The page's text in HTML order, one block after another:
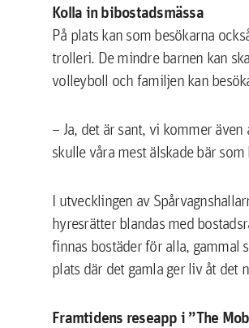
Kolla in bibostadsmässa
På plats kan som besökarna
trolleri. De mindre barnen kan
volleyboll och familjen kan
– Ja, det är sant, vi kommer
skulle våra mest älskade bär
I utvecklingen av
hyresrätter blandas med
finnas bostäder för alla, gammal
plats där det gamla ger liv åt det
Framtidens reseapp i ”The